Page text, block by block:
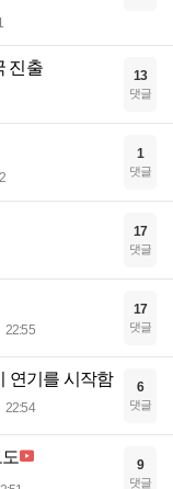
진출 13
댓글
1
댓글
17
댓글
22:55
17
댓글
연기를 시작함
22:54
6
댓글
9
댓글